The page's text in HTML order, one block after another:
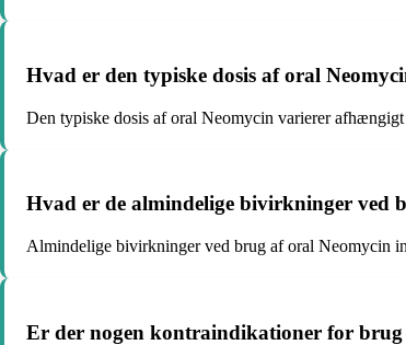
Hvad er den typiske dosis af oral
Den typiske dosis af oral Neomycin varierer
Hvad er de almindelige bivirkninger ved
Almindelige bivirkninger ved brug af oral Neomycin
Er der nogen kontraindikationer for brug